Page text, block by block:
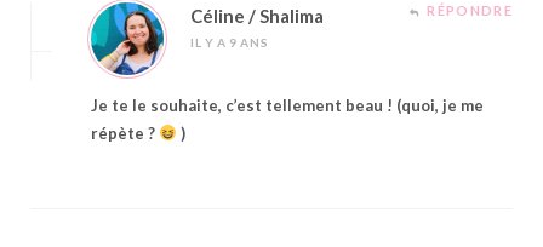
Céline / Shalima
IL Y A 9 ANS
RÉPONDRE
Je te le souhaite, c’est tellement beau ! (quoi, je me
répète ?
)